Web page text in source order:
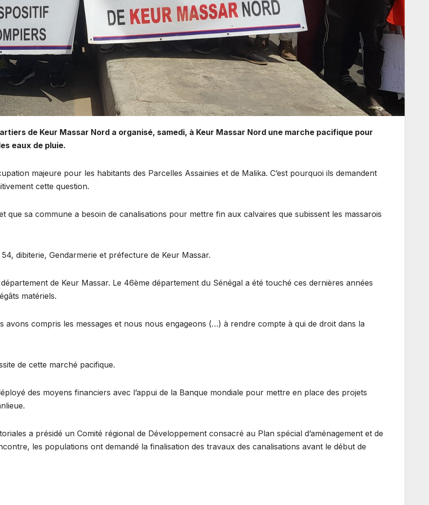
de Keur Massar Nord a organisé, samedi, à Keur Massar Nord une marche pacifique pour
eaux de pluie.
majeure pour les habitants des Parcelles Assainies et de Malika. C’est pourquoi ils demandent
cette question.
que sa commune a besoin de canalisations pour mettre fin aux calvaires que subissent les massarois
dibiterie, Gendarmerie et préfecture de Keur Massar.
de Keur Massar. Le 46ème département du Sénégal a été touché ces dernières années
matériels.
compris les messages et nous nous engageons (…) à rendre compte à qui de droit dans la
de cette marché pacifique.
des moyens financiers avec l’appui de la Banque mondiale pour mettre en place des projets
a présidé un Comité régional de Développement consacré au Plan spécial d’aménagement et de
les populations ont demandé la finalisation des travaux des canalisations avant le début de